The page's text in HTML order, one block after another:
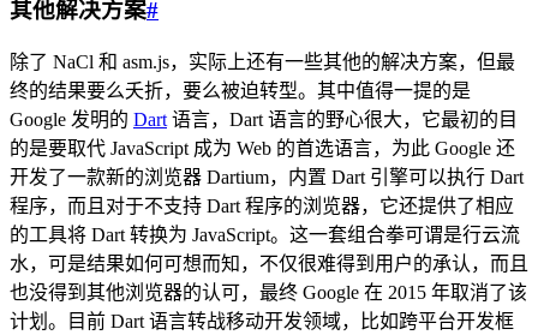
其他解决方案#
除了 NaCl 和 asm.js，实际上还有一些其他的解决方案，但最
终的结果要么夭折，要么被迫转型。其中值得一提的是
Google 发明的 Dart语言，Dart 语言的野心很大，它最初的目
的是要取代 JavaScript 成为 Web 的首选语言，为此 Google 还
开发了一款新的浏览器 Dartium，内置 Dart 引擎可以执行 Dart
程序，而且对于不支持 Dart 程序的浏览器，它还提供了相应
的工具将 Dart 转换为 JavaScript。这一套组合拳可谓是行云流
水，可是结果如何可想而知，不仅很难得到用户的承认，而且
也没得到其他浏览器的认可，最终 Google 在 2015 年取消了该
计划。目前 Dart 语言转战移动开发领域，比如跨平台开发框